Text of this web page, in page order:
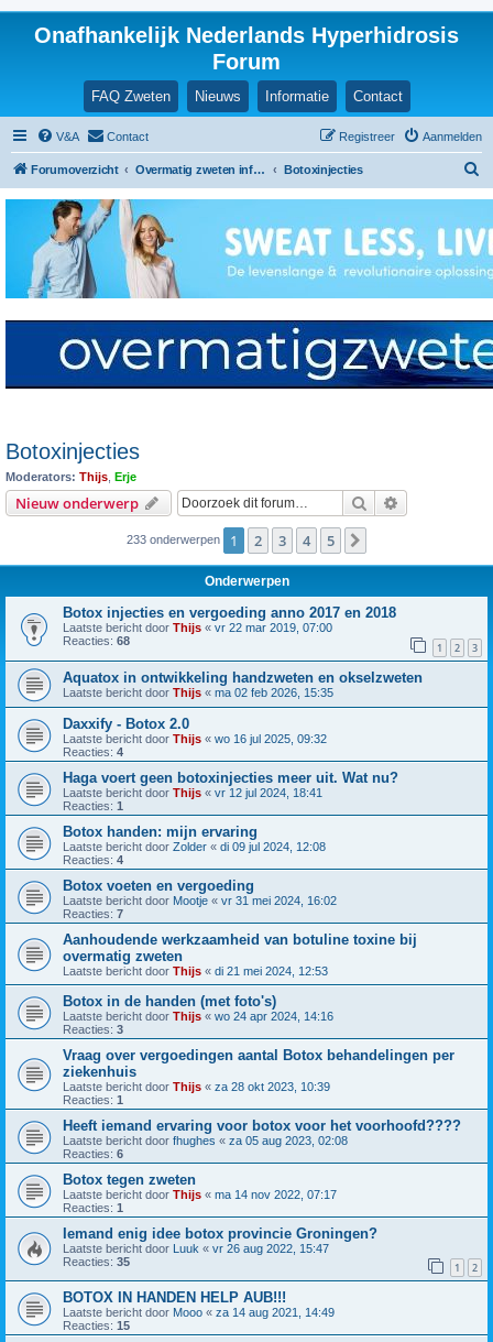
Onafhankelijk Nederlands Hyperhidrosis
Forum
FAQ Zweten Nieuws Informatie Contact
V&A Contact Aanmelden
Registreer
Forumoverzicht Overmatig zweten informatie en ervaringen Botoxinjecties
k
Botoxinjecties
Moderators: Thijs Erje
Nieuw onderwerp Zoek
233 onderwerpen 1 2 3 4 5
Onderwerpen
Botox injecties en vergoeding anno 2017 en 2018
Laatste bericht door Thijs « vr 22 mar 2019, 07:00
Reacties: 68 1 2 3
Aquatox in ontwikkeling handzweten en okselzweten
Laatste bericht door Thijs « ma 02 feb 2026, 15:35
Daxxify - Botox 2.0
Laatste bericht door Thijs « wo 16 jul 2025, 09:32
Reacties: 4
Haga voert geen botoxinjecties meer uit. Wat nu?
Laatste bericht door Thijs « vr 12 jul 2024, 18:41
Reacties: 1
Botox handen: mijn ervaring
Laatste bericht door Zolder « di 09 jul 2024, 12:08
Reacties: 4
Botox voeten en vergoeding
Laatste bericht door Mootje « vr 31 mei 2024, 16:02
Reacties: 7
Aanhoudende werkzaamheid van botuline toxine bij
overmatig zweten
Laatste bericht door Thijs « di 21 mei 2024, 12:53
Botox in de handen (met foto's)
Laatste bericht door Thijs « wo 24 apr 2024, 14:16
Reacties: 3
Vraag over vergoedingen aantal Botox behandelingen per
ziekenhuis
Laatste bericht door Thijs « za 28 okt 2023, 10:39
Reacties: 1
Heeft iemand ervaring voor botox voor het voorhoofd????
Laatste bericht door fhughes « za 05 aug 2023, 02:08
Reacties: 6
Botox tegen zweten
Laatste bericht door Thijs « ma 14 nov 2022, 07:17
Reacties: 1
Iemand enig idee botox provincie Groningen?
Laatste bericht door Luuk « vr 26 aug 2022, 15:47
Reacties: 35 1 2
BOTOX IN HANDEN HELP AUB!!!
Laatste bericht door Mooo « za 14 aug 2021, 14:49
Reacties: 15